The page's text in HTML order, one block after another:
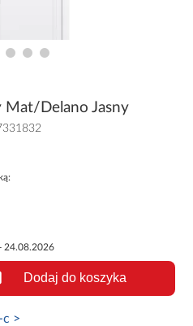
Mat/Delano Jasny
24.08.2026
Dodaj do koszyka
c >